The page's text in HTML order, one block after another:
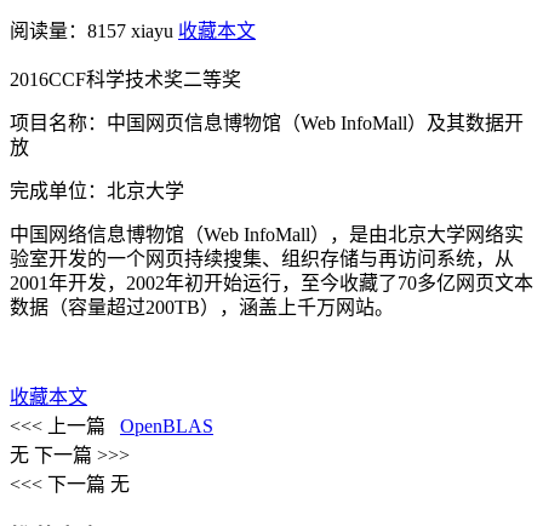
阅读量： 8157 xiayu 收藏本文
2016CCF科学技术奖二等奖
项目名称：中国网页信息博物馆（Web InfoMall）及其数据开
放
完成单位：北京大学
中国网络信息博物馆（Web InfoMall），是由北京大学网络实
验室开发的一个网页持续搜集、组织存储与再访问系统，从
2001年开发， 2002年初开始运行，至今收藏了70多亿网页文本
数据（容量超过200TB），涵盖上千万网站。
收藏本文
<<< 上一篇
OpenBLAS
无 下一篇 >>>
<<< 下一篇 无